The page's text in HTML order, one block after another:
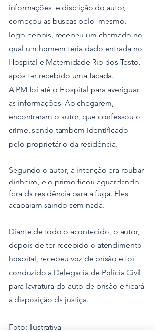
informações  e discrição do autor,
começou as buscas pelo  mesmo,
logo depois, recebeu um chamado no
qual um homem teria dado entrada no
Hospital e Maternidade Rio dos Testo,
após ter recebido uma facada.
A PM foi até o Hospital para averiguar
as informações. Ao chegarem,
encontraram o autor, que confessou o
crime, sendo também identificado
pelo proprietário da residência.
Segundo o autor, a intenção era roubar
dinheiro, e o primo ficou aguardando
fora da residência para a fuga. Eles
acabaram saindo sem nada.
Diante de todo o acontecido, o autor,
depois de ter recebido o atendimento
hospital, recebeu voz de prisão e foi
conduzido à Delegacia de Polícia Civil
para lavratura do auto de prisão e ficará
à disposição da justiça.
Foto: Ilustrativa